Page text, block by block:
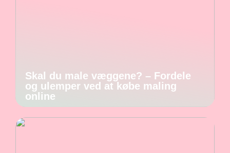
Skal du male væggene? – Fordele
og ulemper ved at købe maling
online